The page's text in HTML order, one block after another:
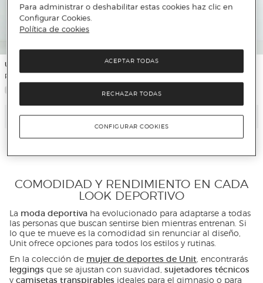
Unit
Pantalones cortos de tenis de hombre
Añadir
Unit
Malla térmica de hombre
Añadir
COMODIDAD Y RENDIMIENTO EN CADA
LOOK DEPORTIVO
La moda deportiva ha evolucionado para adaptarse a todas
las personas que buscan sentirse bien mientras entrenan. Si
lo que te mueve es la comodidad sin renunciar al diseño,
Unit ofrece opciones para todos los estilos y rutinas.
En la colección de mujer de deportes de Unit, encontrarás
leggings que se ajustan con suavidad, sujetadores técnicos
y camisetas transpirables ideales para el gimnasio o para
Para administrar o deshabilitar estas cookies haz clic en
Configurar Cookies.
Política de cookies
RECHAZAR TODAS
ACEPTAR TODAS
CONFIGURAR COOKIES